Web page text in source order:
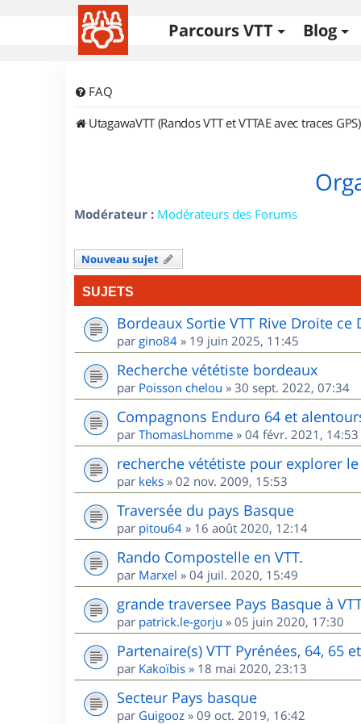
Parcours VTT Blog
FAQ
UtagawaVTT (Randos VTT et VTTAE avec traces GPS)
Modérateur : Modérateurs des Forums
Nouveau sujet
SUJETS
Bordeaux Sortie VTT Rive Droite ce
par gino84 » 19 juin 2025, 11:45
Recherche vététiste bordeaux
par Poisson chelou » 30 sept. 2022, 07:34
Compagnons Enduro 64 et
par ThomasLhomme » 04 févr. 2021, 14:53
recherche vététiste pour explorer
par keks » 02 nov. 2009, 15:53
Traversée du pays Basque
par pitou64 » 16 août 2020, 12:14
Rando Compostelle en VTT.
par Marxel » 04 juil. 2020, 15:49
grande traversee Pays Basque à
par patrick.le-gorju » 05 juin 2020, 17:30
Partenaire(s) VTT Pyrénées, 64, 65
par Kakoïbis » 18 mai 2020, 23:13
Secteur Pays basque
par Guigooz » 09 oct. 2019, 16:42